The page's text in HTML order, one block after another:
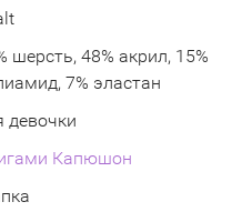
шерсть, 48% акрил, 15%
7% эластан
девочки
Капюшон